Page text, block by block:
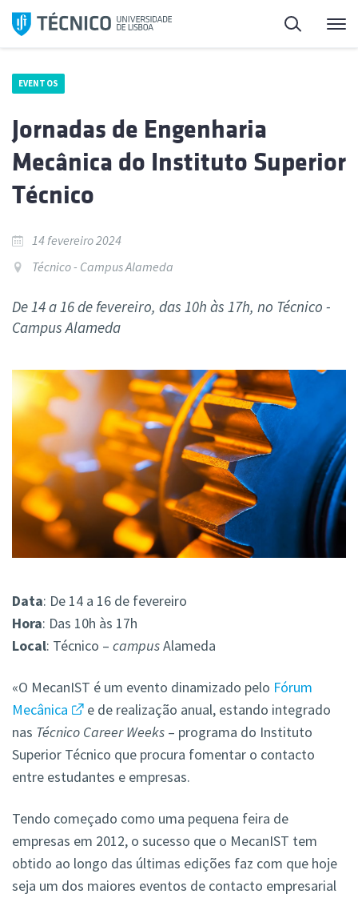
Saltar
para
Pesquisa
EVENTOS
Jornadas de Engenharia
Mecânica do Instituto Superior
Técnico
14 fevereiro 2024
Técnico - Campus Alameda
De 14 a 16 de fevereiro, das 10h às 17h, no Técnico -
Campus Alameda
Data: De 14 a 16 de fevereiro
Hora: Das 10h às 17h
Local: Técnico – campusAlameda
«O MecanIST é um evento dinamizado pelo Fórum
Mecânica
e de realização anual, estando integrado
nas Técnico Career Weeks – programa do Instituto
Superior Técnico que procura fomentar o contacto
entre estudantes e empresas.
Tendo começado como uma pequena feira de
empresas em 2012, o sucesso que o MecanIST tem
obtido ao longo das últimas edições faz com que hoje
seja um dos maiores eventos de contacto empresarial